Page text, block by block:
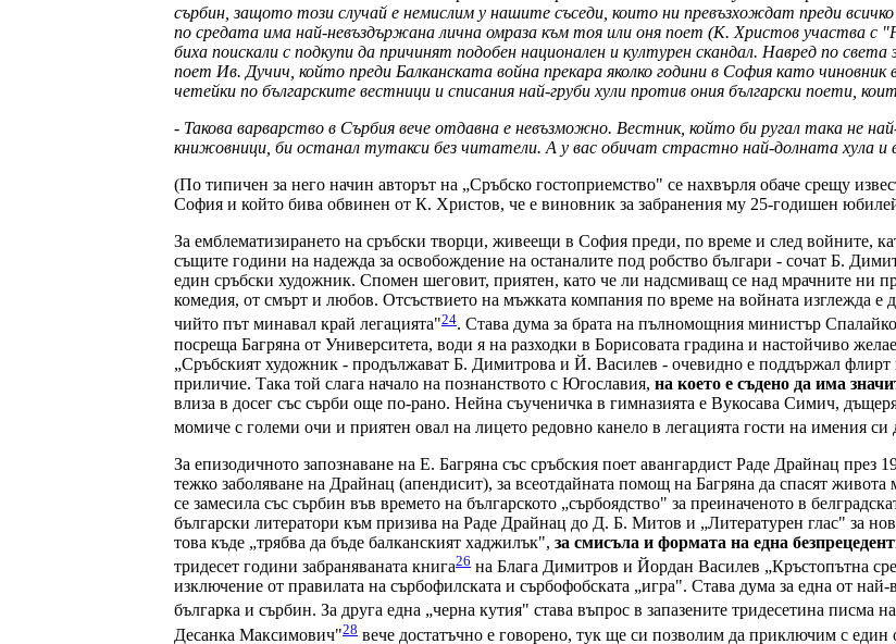
сърбин, защото този случай е немислим у нашите съседи, които ни превъзхождат преди
по средата има най-невъздържана лична омраза към тоя или оня поет (К. Христов участва с
биха поискали с подкупи да причинят подобен национален и културен скандал. Навред по
поет Ив. Дучич, който преди Балканската война прекара яколко години в София като чиновник
четейки по българските вестници и списания най-груби хули против ония български поети,
- Такова варварство в Сърбия вече отдавна е невъзможно. Вестник, който би ругал така не
книжовници, би останал тутакси без читатели. А у вас обичат страстно най-долната хула
(По типичен за него начин авторът на „Сръбско гостоприемство" се нахвърля обаче срещу
София и който бива обвинен от К. Христов, че е виновник за забранения му 25-годишен
За емблематизирането на сръбски творци, живеещи в София преди, по време и след войните,
същите години на надежда за освобождение на останалите под робство българи - сочат Б.
един сръбски художник. Спомен шеговит, приятен, като че ли надсмиващ се над мрачните ни
комедия, от смърт и любов. Отсъствието на мъжката компания по време на войната изглежда е
чийто път минавал край легацията"24. Става дума за брата на пълномощния министър
посреща Багряна от Университета, води я на разходки в Борисовата градина и настойчиво
„Сръбският художник - продължават Б. Димитрова и Й. Василев - очевидно е поддържал флирт
приличие. Така той слага начало на познанството с Югославия, на което е съдено да има
влиза в досег със сърби още по-рано. Нейна съученичка в гимназията е Вукосава Симич,
момиче с големи очи и приятен овал на лицето редовно канело в легацията гости на имения
За епизодичното запознаване на Е. Багряна със сръбския поет авангардист Раде Драйнац през
тежко заболяване на Драйнац (апендисит), за всеотдайната помощ на Багряна да спасят живота
се замесила със сърбин във времето на българското „сърбоядство" за преиначеното в
български литератори към призива на Раде Драйнац до Д. Б. Митов и „Литературен глас" за
това къде „трябва да бъде балканският хаджилък", за смисъла и формата на една
тридесет години забраняваната книга26 на Блага Димитров и Йордан Василев „Кръстопътна
изключение от правилата на сърбофилската и сърбофобската „игра". Става дума за една от
българка и сърбин. За друга една „черна кутия" става въпрос в запазените тридесетина писма
Десанка Максимович"28 вече достатъчно е говорено, тук ще си позволим да приключим с един